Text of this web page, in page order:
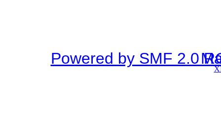
Powered by SMF 2.0SMF